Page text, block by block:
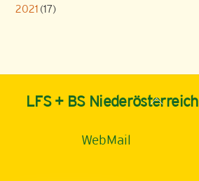
2021 (17)
Back
To
LFS + BS Niederösterreich
WebMail